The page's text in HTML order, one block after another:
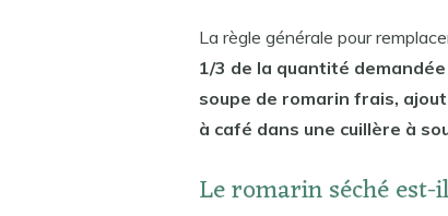
La règle générale pour
1/3 de la quantité
soupe de romarin frais,
à café dans une cuillère à
Le romarin séché